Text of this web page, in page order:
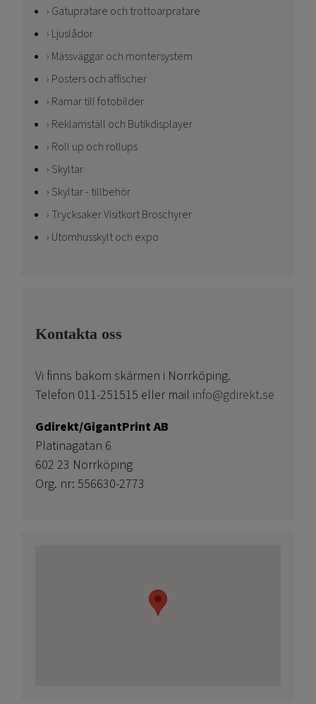
Gatupratare och trottoarpratare
Ljuslådor
Mässväggar och montersystem
Posters och affischer
Ramar till fotobilder
Reklamställ och Butikdisplayer
Roll up och rollups
Skyltar
Skyltar - tillbehör
Trycksaker Visitkort Broschyrer
Utomhusskylt och expo
Kontakta oss
Vi finns bakom skärmen i Norrköping.
Telefon 011-251515 eller mail info@gdirekt.se
Gdirekt/GigantPrint AB
Platinagatan 6
602 23 Norrköping
Org. nr: 556630-2773